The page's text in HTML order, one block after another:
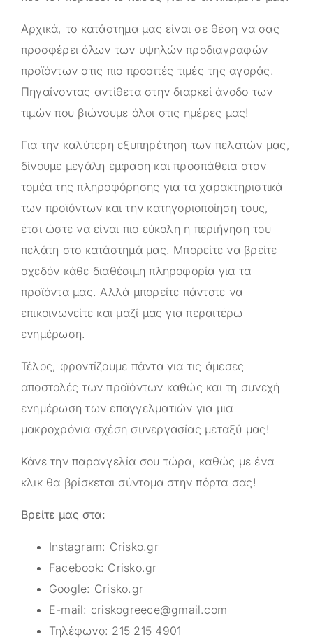
Αρχικά, το κατάστημα μας είναι σε θέση να σας
προσφέρει όλων των υψηλών προδιαγραφών
προϊόντων στις πιο προσιτές τιμές της αγοράς.
Πηγαίνοντας αντίθετα στην διαρκεί άνοδο των
τιμών που βιώνουμε όλοι στις ημέρες μας!
Για την καλύτερη εξυπηρέτηση των πελατών μας,
δίνουμε μεγάλη έμφαση και προσπάθεια στον
τομέα της πληροφόρησης για τα χαρακτηριστικά
των προϊόντων και την κατηγοριοποίηση τους,
έτσι ώστε να είναι πιο εύκολη η περιήγηση του
πελάτη στο κατάστημά μας. Μπορείτε να βρείτε
σχεδόν κάθε διαθέσιμη πληροφορία για τα
προϊόντα μας. Αλλά μπορείτε πάντοτε να
επικοινωνείτε και μαζί μας για περαιτέρω
ενημέρωση.
Τέλος, φροντίζουμε πάντα για τις άμεσες
αποστολές των προϊόντων καθώς και τη συνεχή
ενημέρωση των επαγγελματιών για μια
μακροχρόνια σχέση συνεργασίας μεταξύ μας!
Κάνε την παραγγελία σου τώρα, καθώς με ένα
κλικ θα βρίσκεται σύντομα στην πόρτα σας!
Βρείτε μας στα:
Instagram: Crisko.gr
Facebook: Crisko.gr
Google: Crisko.gr
E-mail: criskogreece@gmail.com
Τηλέφωνο: 215 215 4901